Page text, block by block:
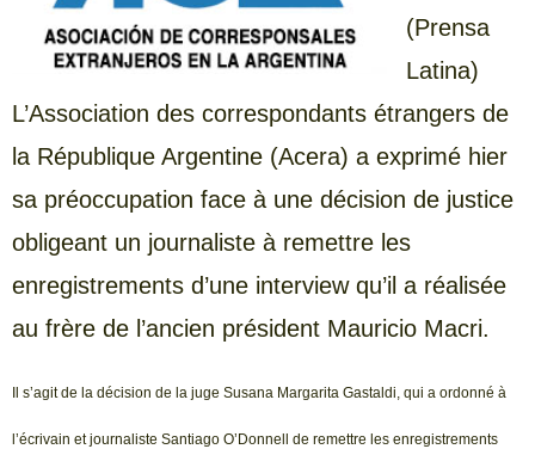
(Prensa
Latina)
L’Association des correspondants étrangers de
la République Argentine (Acera) a exprimé hier
sa préoccupation face à une décision de justice
obligeant un journaliste à remettre les
enregistrements d’une interview qu’il a réalisée
au frère de l’ancien président Mauricio Macri.
Il s’agit de la décision de la juge Susana Margarita Gastaldi, qui a ordonné à
l’écrivain et journaliste Santiago O’Donnell de remettre les enregistrements